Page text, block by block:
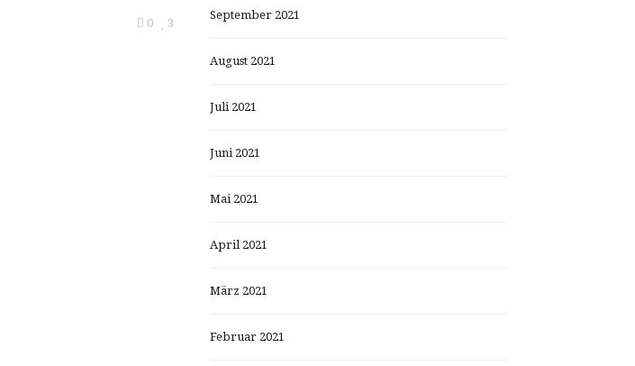
0 3
September 2021
August 2021
Juli 2021
Juni 2021
Mai 2021
April 2021
März 2021
Februar 2021